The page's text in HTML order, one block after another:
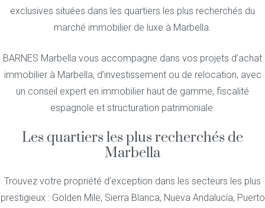
exclusives situées dans les quartiers les plus recherchés du
marché immobilier de luxe à Marbella.
BARNES Marbella vous accompagne dans vos projets d’achat
immobilier à Marbella, d’investissement ou de relocation, avec
un conseil expert en immobilier haut de gamme, fiscalité
espagnole et structuration patrimoniale.
Les quartiers les plus recherchés de
Marbella
Trouvez votre propriété d’exception dans les secteurs les plus
prestigieux : Golden Mile, Sierra Blanca, Nueva Andalucía, Puerto